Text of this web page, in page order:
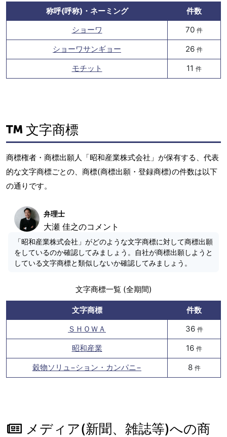
称呼(呼称)・ネーミング
件数
ショーワ
70 件
ショーワサンギョー 26 件
モチット 11 件
文字商標
商標権者・商標出願人「昭和産業株式会社」が保有する、代表
的な文字商標ごとの、商標(商標出願・登録商標)の件数は以下
の通りです。
弁理士
大瀬 佳之のコメント
「昭和産業株式会社」がどのような文字商標に対して商標出願
をしているのか確認してみましょう。自社が商標出願しようと
している文字商標と類似しないか確認してみましょう。
文字商標一覧 (全期間)
文字商標
件数
ＳＨＯＷＡ
36 件
昭和産業 16 件
穀物ソリュ−ション・カンパニ− 8 件
メディア(新聞、雑誌等)への商